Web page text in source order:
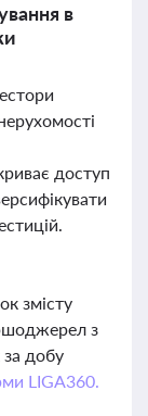
в
доступ
змісту
з
добу
LIGA360.